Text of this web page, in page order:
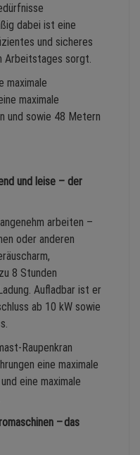
dabei ist eine
und sicheres
Arbeitstages sorgt.
maximale
maximale
und sowie 48 Metern
und leise – der
arbeiten –
oder anderen
8 Stunden
Aufladbar ist er
ab 10 kW sowie
Raupenkran
eine maximale
eine maximale
– das